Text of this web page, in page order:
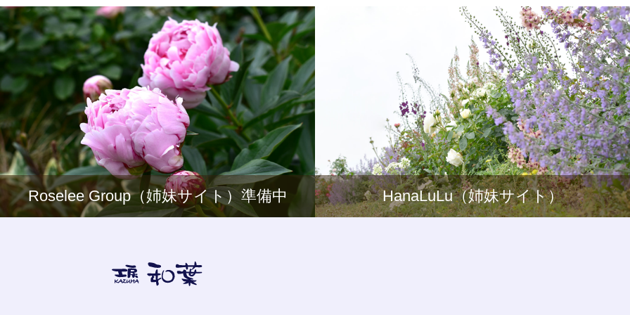
Roselee Group（姉妹サイト）準備中 HanaLuLu（姉妹サイト）